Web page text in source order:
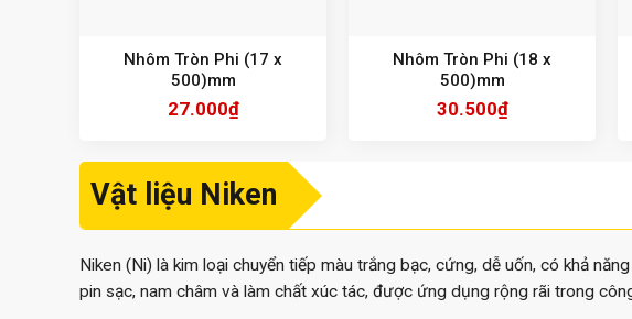
Nhôm Tròn Phi (17 x
500)mm
27.000₫
Nhôm Tròn Phi (18 x
500)mm
30.500₫
Vật liệu Niken
Niken (Ni) là kim loại chuyển tiếp màu trắng bạc, cứng, dễ uốn, có khả
pin sạc, nam châm và làm chất xúc tác, được ứng dụng rộng rãi trong